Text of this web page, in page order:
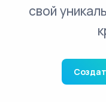
свой